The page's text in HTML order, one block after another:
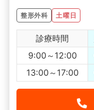
整形外科 土曜日
診療時間
9:00～12:00
13:00～17:00